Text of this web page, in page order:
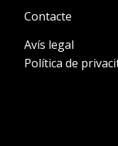
Contacte
Avís legal
Política de